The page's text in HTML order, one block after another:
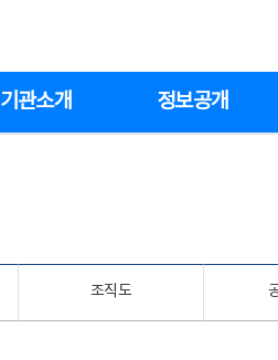
기관소개 정보공개
조직도